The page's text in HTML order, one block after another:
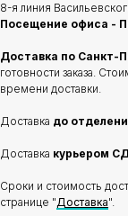
8-я линия
Посещение офиса -
Доставка по Санкт-
готовности заказа.
времени доставки.
Доставка до
Доставка курьером
Сроки и стоимость
странице "Доставка".